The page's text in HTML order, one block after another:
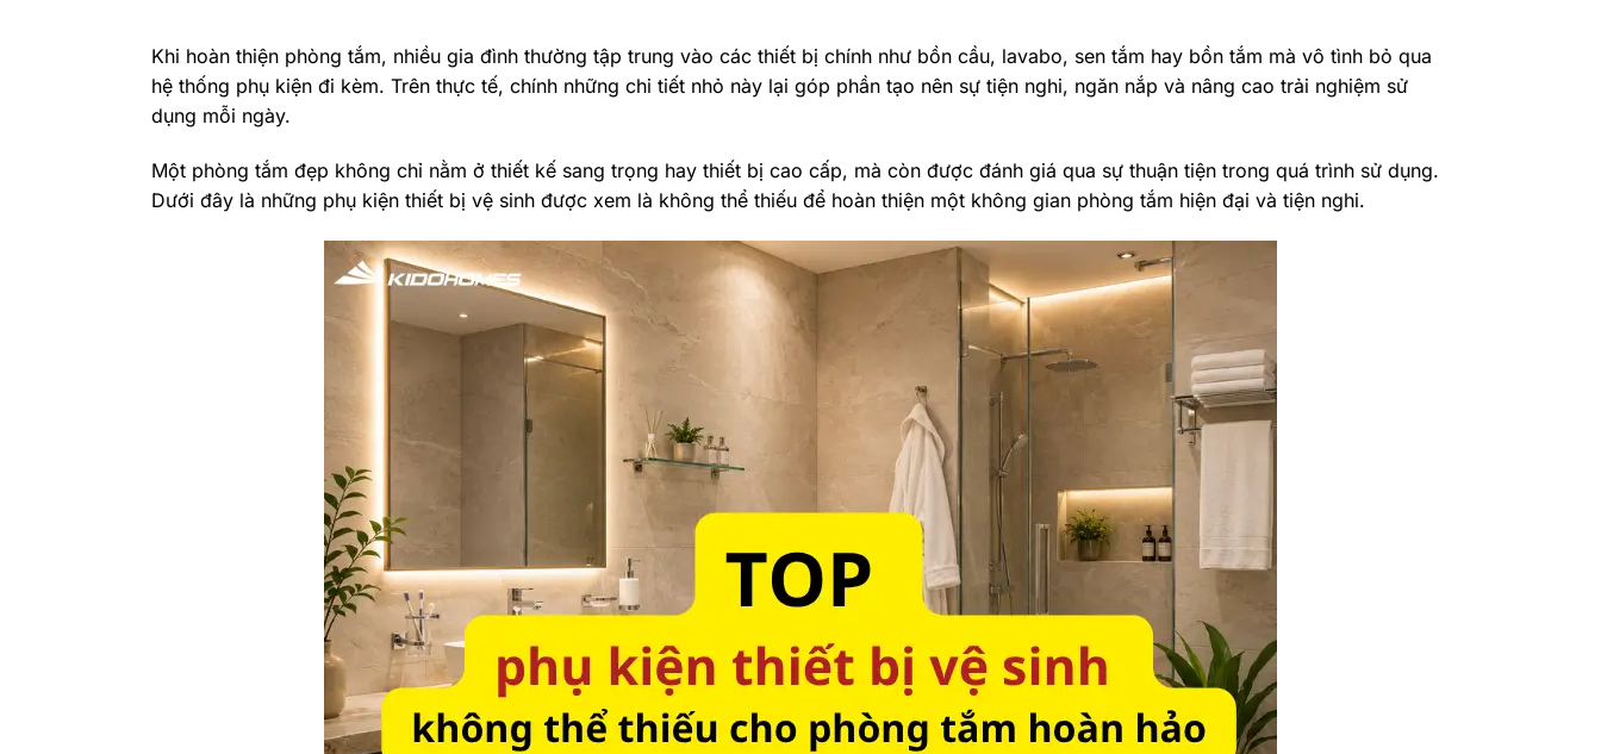
Khi hoàn thiện phòng tắm, nhiều gia đình thường tập trung vào các thiết bị chính như bồn cầu, lavabo, sen tắm hay bồn tắm mà vô tình bỏ qua
hệ thống phụ kiện đi kèm. Trên thực tế, chính những chi tiết nhỏ này lại góp phần tạo nên sự tiện nghi, ngăn nắp và nâng cao trải nghiệm sử
dụng mỗi ngày.
Một phòng tắm đẹp không chỉ nằm ở thiết kế sang trọng hay thiết bị cao cấp, mà còn được đánh giá qua sự thuận tiện trong quá trình sử dụng.
Dưới đây là những phụ kiện thiết bị vệ sinh được xem là không thể thiếu để hoàn thiện một không gian phòng tắm hiện đại và tiện nghi.